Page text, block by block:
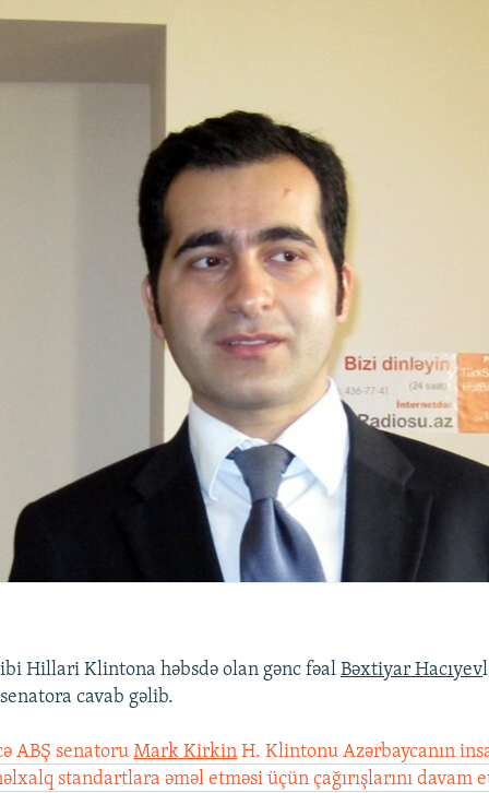
Hillari Klintona həbsdə olan gənc fəalBəxtiyar Hacıyev
cavab gəlib.
ABŞ senatoruMark Kirkin H. Klintonu Azərbaycanın
standartlara əməl etməsi üçün çağırışlarını davam